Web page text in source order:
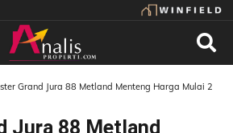
Grand Jura 88 Metland Menteng Harga Mulai 2
Jura 88 Metland